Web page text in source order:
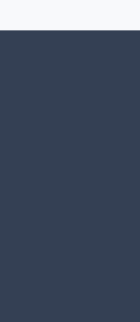
涵蓋產業廣
追蹤台股市場的
期貨、選擇權）
，台灣加權股價